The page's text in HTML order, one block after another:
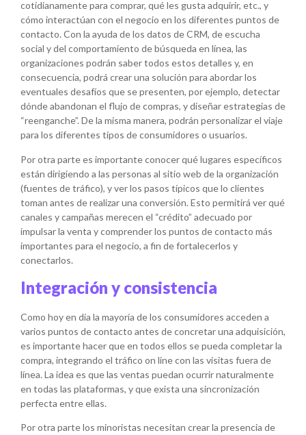
cotidianamente para comprar, qué les gusta adquirir, etc., y
cómo interactúan con el negocio en los diferentes puntos de
contacto. Con la ayuda de los datos de CRM, de escucha
social y del comportamiento de búsqueda en línea, las
organizaciones podrán saber todos estos detalles y, en
consecuencia, podrá crear una solución para abordar los
eventuales desafíos que se presenten, por ejemplo, detectar
dónde abandonan el flujo de compras, y diseñar estrategias de
“reenganche”. De la misma manera, podrán personalizar el viaje
para los diferentes tipos de consumidores o usuarios.
Por otra parte es importante conocer qué lugares específicos
están dirigiendo a las personas al sitio web de la organización
(fuentes de tráfico), y ver los pasos típicos que lo clientes
toman antes de realizar una conversión. Esto permitirá ver qué
canales y campañas merecen el “crédito” adecuado por
impulsar la venta y comprender los puntos de contacto más
importantes para el negocio, a fin de fortalecerlos y
conectarlos.
Integración y consistencia
Como hoy en día la mayoría de los consumidores acceden a
varios puntos de contacto antes de concretar una adquisición,
es importante hacer que en todos ellos se pueda completar la
compra, integrando el tráfico on line con las visitas fuera de
línea. La idea es que las ventas puedan ocurrir naturalmente
en todas las plataformas, y que exista una sincronización
perfecta entre ellas.
Por otra parte los minoristas necesitan crear la presencia de